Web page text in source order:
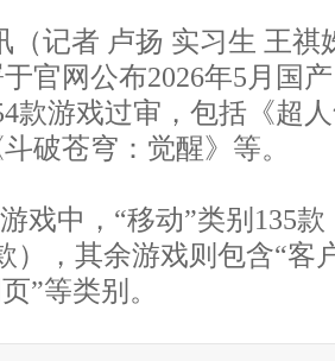
（记者 卢扬 实习生 王祺
官网公布2026年5月国
款游戏过审，包括《超
破苍穹：觉醒》等。
戏中，“移动”类别135
），其余游戏则包含“客
”等类别。